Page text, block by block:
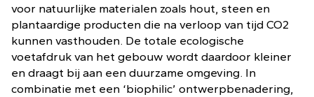
voor natuurlijke materialen zoals hout, steen en
plantaardige producten die na verloop van tijd CO2
kunnen vasthouden. De totale ecologische
voetafdruk van het gebouw wordt daardoor kleiner
en draagt bij aan een duurzame omgeving. In
combinatie met een ‘biophilic’ ontwerpbenadering,